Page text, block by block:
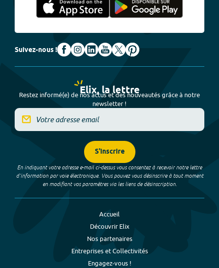
Suivez-nous !
Elix, la lettre
Restez informé(e) de nos actus et des nouveautés grâce à notre
newsletter !
S'inscrire
En indiquant votre adresse e-mail ci-dessus vous consentez à recevoir notre lettre
d’information par voie électronique. Vous pouvez vous désinscrire à tout moment
en modifiant vos paramètres via les liens de désinscription.
Accueil
Découvrir Elix
Nos partenaires
Entreprises et Collectivités
Engagez-vous !